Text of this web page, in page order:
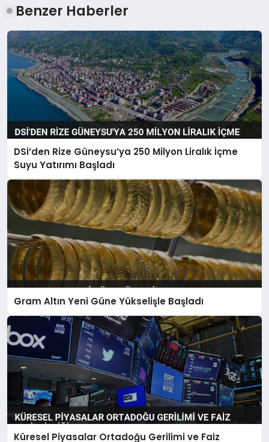
Benzer Haberler
DSİ’den Rize Güneysu’ya 250 Milyon Liralık İçme
Suyu Yatırımı Başladı
Gram Altın Yeni Güne Yükselişle Başladı
Küresel Piyasalar Ortadoğu Gerilimi ve Faiz